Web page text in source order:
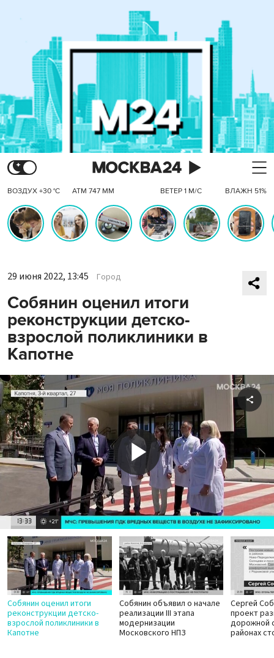
ВОЗДУХ +30 °C АТМ 747 ММ ВЕТЕР 1 М/С ВЛАЖН 51%
29 июня 2022, 13:45 Город
Собянин оценил итоги
реконструкции детско-
взрослой поликлиники в
Капотне
Play
Video
Собянин оценил итоги
реконструкции детско-
взрослой поликлиники в
Капотне
Собянин объявил о начале
реализации III этапа
модернизации
Московского НПЗ
Сергей
проект
дорожной
районах